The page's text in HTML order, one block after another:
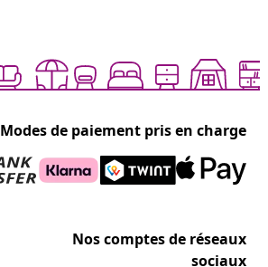
Modes de paiement pris en charge
Nos comptes de réseaux
sociaux